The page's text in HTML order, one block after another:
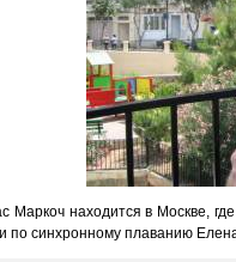
Маркоч находится в Москве,
по синхронному плаванию